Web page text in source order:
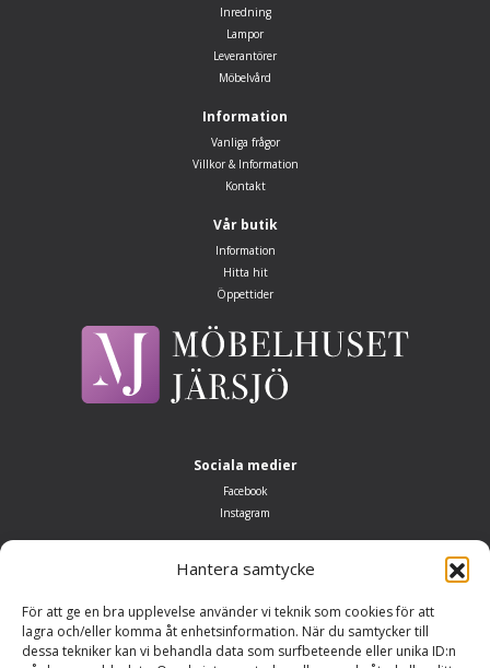
Hantera samtycke
För att ge en bra upplevelse använder vi teknik som cookies för att
lagra och/eller komma åt enhetsinformation. När du samtycker till
dessa tekniker kan vi behandla data som surfbeteende eller unika ID:n
Inredning
Lampor
Leverantörer
Möbelvård
Information
Vanliga frågor
Villkor & Information
Kontakt
Vår butik
Information
Hitta hit
Öppettider
Sociala medier
Facebook
Instagram
Måndag–fredag 10.00–18.00
Söndag: Stängt
Adress